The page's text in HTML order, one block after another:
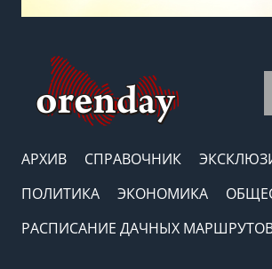
АРХИВ СПРАВОЧНИК
ПОЛИТИКА
ЭКОНОМИКА
РАСПИСАНИЕ ДАЧНЫХ